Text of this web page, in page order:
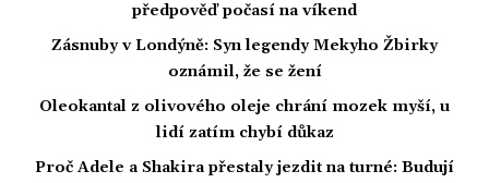
předpověď počasí na víkend
Zásnuby v Londýně: Syn legendy Mekyho Žbirky
oznámil, že se žení
Oleokantal z olivového oleje chrání mozek myší, u
lidí zatím chybí důkaz
Proč Adele a Shakira přestaly jezdit na turné: Budují